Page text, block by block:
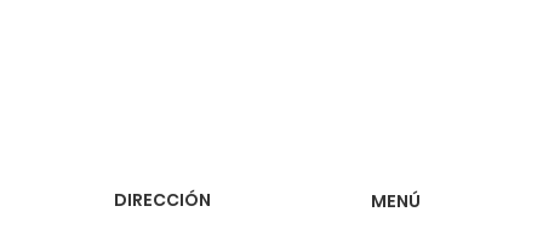
DIRECCIÓN MENÚ